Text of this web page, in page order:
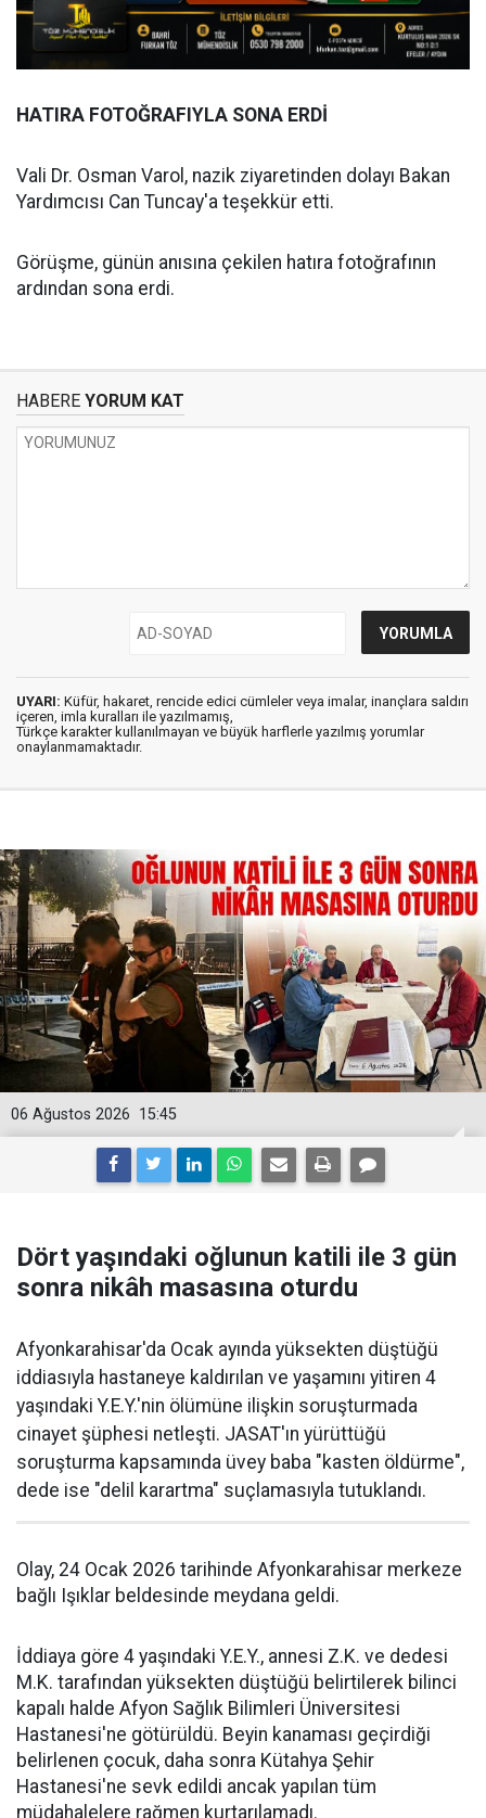
HATIRA FOTOĞRAFIYLA SONA ERDİ
Vali Dr. Osman Varol, nazik ziyaretinden dolayı Bakan
Yardımcısı Can Tuncay'a teşekkür etti.
Görüşme, günün anısına çekilen hatıra fotoğrafının
ardından sona erdi.
HABERE YORUM KAT
UYARI: Küfür, hakaret, rencide edici cümleler veya imalar, inançlara saldırı
içeren, imla kuralları ile yazılmamış,
Türkçe karakter kullanılmayan ve büyük harflerle yazılmış yorumlar
onaylanmamaktadır.
15:45
06 Ağustos 2026
Dört yaşındaki oğlunun katili ile 3 gün
sonra nikâh masasına oturdu
Afyonkarahisar'da Ocak ayında yüksekten düştüğü
iddiasıyla hastaneye kaldırılan ve yaşamını yitiren 4
yaşındaki Y.E.Y.'nin ölümüne ilişkin soruşturmada
cinayet şüphesi netleşti. JASAT'ın yürüttüğü
soruşturma kapsamında üvey baba "kasten öldürme",
dede ise "delil karartma" suçlamasıyla tutuklandı.
Olay, 24 Ocak 2026 tarihinde Afyonkarahisar merkeze
bağlı Işıklar beldesinde meydana geldi.
İddiaya göre 4 yaşındaki Y.E.Y., annesi Z.K. ve dedesi
M.K. tarafından yüksekten düştüğü belirtilerek bilinci
kapalı halde Afyon Sağlık Bilimleri Üniversitesi
Hastanesi'ne götürüldü. Beyin kanaması geçirdiği
belirlenen çocuk, daha sonra Kütahya Şehir
Hastanesi'ne sevk edildi ancak yapılan tüm
müdahalelere rağmen kurtarılamadı.